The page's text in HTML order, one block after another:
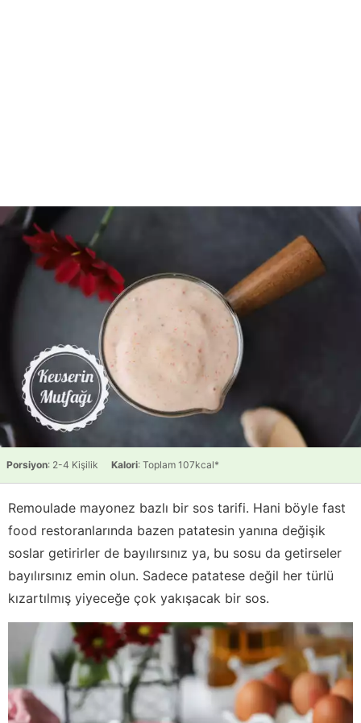
Porsiyon: 2-4 Kişilik Kalori: Toplam 107kcal*
Remoulade mayonez bazlı bir sos tarifi. Hani böyle fast
food restoranlarında bazen patatesin yanına değişik
soslar getirirler de bayılırsınız ya, bu sosu da getirseler
bayılırsınız emin olun. Sadece patatese değil her türlü
kızartılmış yiyeceğe çok yakışacak bir sos.